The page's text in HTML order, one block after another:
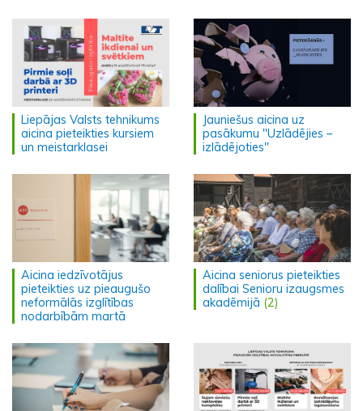
Liepājas Valsts tehnikums
aicina pieteikties kursiem
un meistarklasei
Jauniešus aicina uz
pasākumu "Uzlādējies –
izlādējoties"
Aicina iedzīvotājus
pieteikties uz pieaugušo
neformālās izglītības
nodarbībām martā
Aicina seniorus pieteikties
dalībai Senioru izaugsmes
akadēmijā (2)